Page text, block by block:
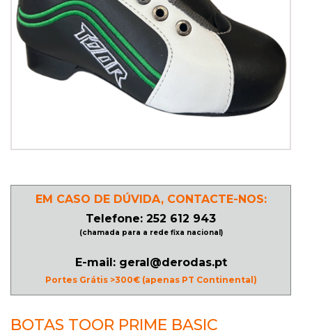
GELO
PROMOÇÕES
EM CASO DE DÚVIDA, CONTACTE-NOS:
Telefone: 252 612 943
(chamada para a rede fixa nacional)
E-mail: geral@derodas.pt
Portes Grátis >300€ (apenas PT Continental)
BOTAS TOOR PRIME BASIC